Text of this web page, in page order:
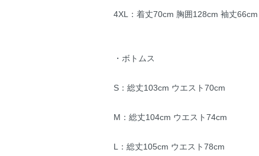
4XL：着丈70cm 胸囲128cm 袖丈66cm
・ボトムス
S：総丈103cm ウエスト70cm
M：総丈104cm ウエスト74cm
L：総丈105cm ウエスト78cm